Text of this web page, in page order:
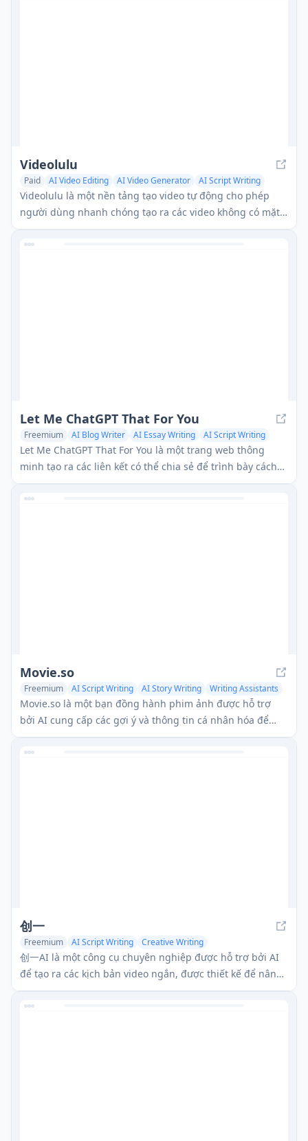
Videolulu
Paid AI Video Editing AI Video Generator AI Script Writing
Videolulu là một nền tảng tạo video tự động cho phép
người dùng nhanh chóng tạo ra các video không có mặt
cho các nền tảng mạng xã hội như TikTok, Instagram và
YouTube.
Let Me ChatGPT That For You
Freemium AI Blog Writer AI Essay Writing AI Script Writing
Let Me ChatGPT That For You là một trang web thông
minh tạo ra các liên kết có thể chia sẻ để trình bày cách
sử dụng ChatGPT để trả lời câu hỏi, nhẹ nhàng khuyến
khích sự tự lập với AI.
Movie.so
Freemium AI Script Writing AI Story Writing Writing Assistants
Movie.so là một bạn đồng hành phim ảnh được hỗ trợ
bởi AI cung cấp các gợi ý và thông tin cá nhân hóa để
nâng cao trải nghiệm xem phim của bạn.
创一
Freemium AI Script Writing
Creative Writing
AI Video Generator
创一AI là một công cụ chuyên nghiệp được hỗ trợ bởi AI
để tạo ra các kịch bản video ngắn, được thiết kế để nâng
cao hiệu quả viết kịch bản.